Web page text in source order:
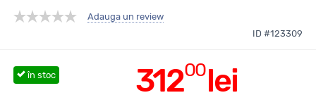
Adauga un review
ID #123309
31200lei
în stoc